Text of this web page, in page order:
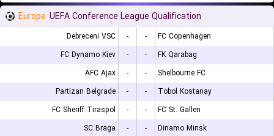
Europe UEFA Conference League Qualification
Debreceni VSC - -
FC Copenhagen
FC Dynamo Kiev
- -
FK Qarabag
AFC Ajax
- -
Shelbourne FC
Partizan Belgrade
- -
Tobol Kostanay
FC Sheriff Tiraspol
- -
FC St. Gallen
SC Braga
- -
Dinamo Minsk